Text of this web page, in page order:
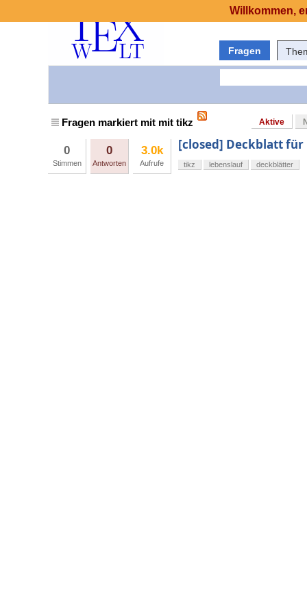
Fragen
Fragen markiert mit mit tikz Aktive
0
Stimmen
0
Antworten
3.0k
Aufrufe
[closed] Deckblatt für
tikz lebenslauf deckblätter
Willkommen,